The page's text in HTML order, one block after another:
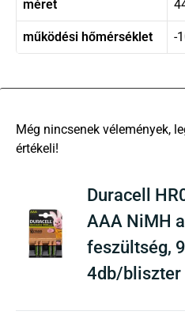
méret
működési hőmérséklet -
Duracell
AAA NiMH
feszültség,
4db/bliszter